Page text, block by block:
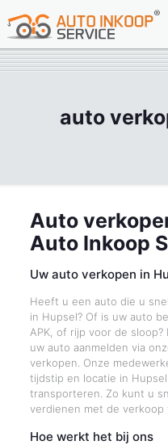
auto
Auto
Auto Inkoop
Uw auto verkopen in
Heeft u een auto die u
in Hupsel? Of is uw auto
APK, of rijp voor de
uw auto aanmelden via
verkopen. Onze
tijdstip en locatie in
transporteren. Zo kunt u
verdienen met de verkoop
Hoe werkt het bij ons